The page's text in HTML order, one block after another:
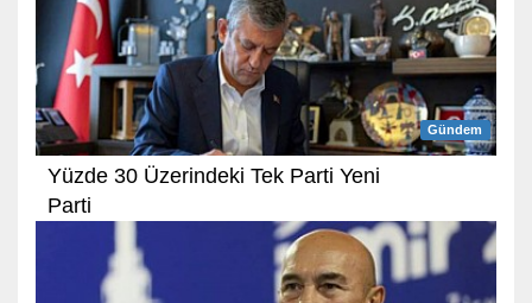
Gündem
Yüzde 30 Üzerindeki Tek Parti Yeni
Parti